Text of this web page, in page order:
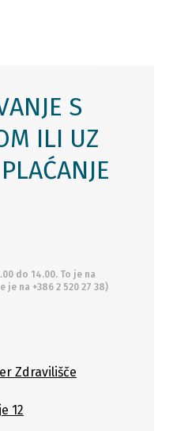
S
ILI UZ
do 14.00. To je na
na +386 2 520 27 38)
Zdravilišče
12